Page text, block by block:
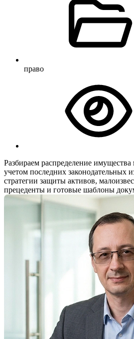
право
Разбираем распределение
учетом последних законодательных
стратегии защиты активов,
прецеденты и готовые шаблоны